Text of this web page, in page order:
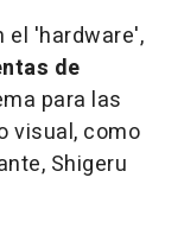
el 'hardware',
de
para las
visual, como
Shigeru